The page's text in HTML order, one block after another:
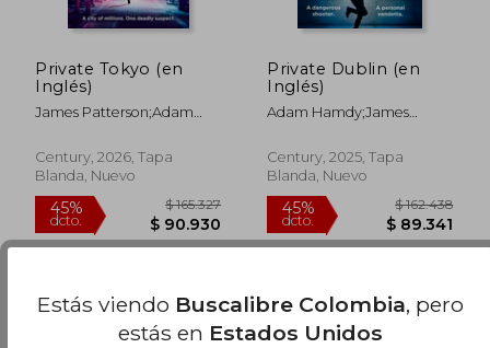
45%
dcto.
$ 135.676 45%
dcto.
Private Tokyo (en
Inglés)
James Patterson;Adam
Century, 2026, Tapa
Blanda, Nuevo
Private Dublin (en
Inglés)
Adam Hamdy;James
Century, 2025, Tapa
Blanda, Nuevo
Estás viendo Buscalibre Colombia, pero
estás en Estados Unidos